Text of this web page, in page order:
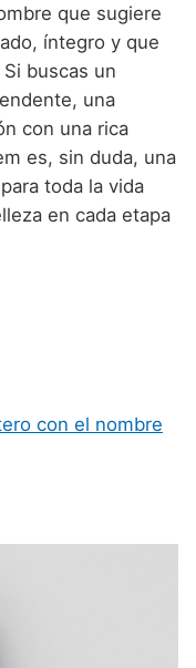
que sugiere
íntegro y que
buscas un
una
con una rica
es, sin duda, una
toda la vida
en cada etapa
con el nombre